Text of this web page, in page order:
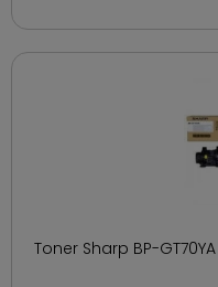
Toner Sharp BP-